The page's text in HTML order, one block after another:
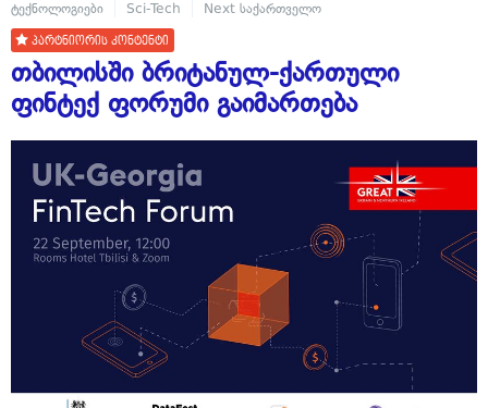
ტექნოლოგიები
Sci-Tech Next საქართველო
პარტნიორის კონტენტი
თბილისში ბრიტანულ-ქართული
ფინტექ ფორუმი გაიმართება